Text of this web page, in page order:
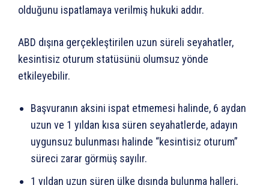
olduğunu ispatlamaya verilmiş hukuki addır.
ABD dışına gerçekleştirilen uzun süreli seyahatler,
kesintisiz oturum statüsünü olumsuz yönde
etkileyebilir.
Başvuranın aksini ispat etmemesi halinde, 6 aydan
uzun ve 1 yıldan kısa süren seyahatlerde, adayın
uygunsuz bulunması halinde “kesintisiz oturum”
süreci zarar görmüş sayılır.
1 yıldan uzun süren ülke dışında bulunma halleri,